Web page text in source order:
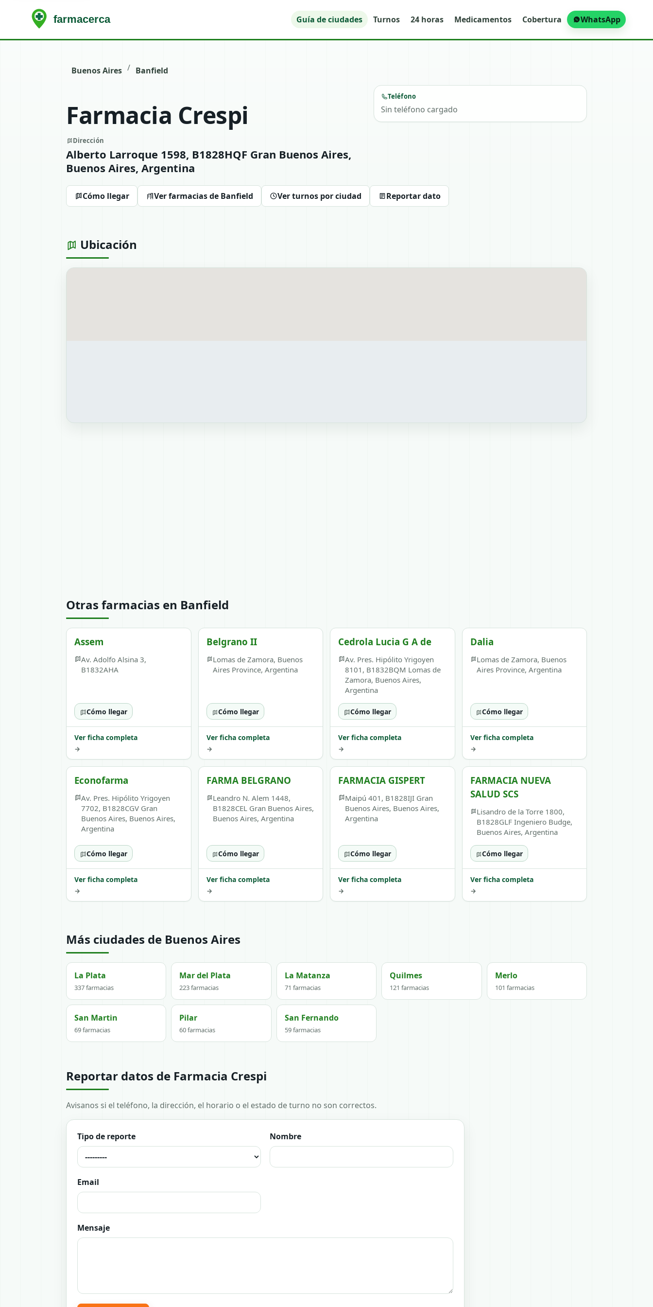
Guía de ciudades Turnos 24 horas Medicamentos Cobertura WhatsApp
Buenos Aires / Banfield
Farmacia Crespi
Dirección
Alberto Larroque 1598, B1828HQF Gran Buenos Aires,
Buenos Aires, Argentina
Teléfono
Sin teléfono cargado
Cómo llegar Ver farmacias de Banfield Ver turnos por ciudad Reportar dato
Ubicación
Otras farmacias en Banfield
Assem
Av. Adolfo Alsina 3,
B1832AHA
Cómo llegar
Ver ficha completa
→
Belgrano II
Lomas de Zamora, Buenos
Aires Province, Argentina
Cómo llegar
Ver ficha completa
→
Cedrola Lucia G A de
Av. Pres. Hipólito Yrigoyen
8101, B1832BQM Lomas de
Zamora, Buenos Aires,
Argentina
Cómo llegar
Ver ficha completa
→
Dalia
Lomas de Zamora, Buenos
Aires Province, Argentina
Cómo llegar
Ver ficha completa
→
Econofarma
Av. Pres. Hipólito Yrigoyen
7702, B1828CGV Gran
Buenos Aires, Buenos Aires,
Argentina
Cómo llegar
Ver ficha completa
→
FARMA BELGRANO
Leandro N. Alem 1448,
B1828CEL Gran Buenos Aires,
Buenos Aires, Argentina
Cómo llegar
Ver ficha completa
→
FARMACIA GISPERT
Maipú 401, B1828IJI Gran
Buenos Aires, Buenos Aires,
Argentina
Cómo llegar
Ver ficha completa
→
FARMACIA NUEVA
SALUD SCS
Lisandro de la Torre 1800,
B1828GLF Ingeniero Budge,
Buenos Aires, Argentina
Cómo llegar
Ver ficha completa
→
Más ciudades de Buenos Aires
La Plata
337 farmacias
Mar del Plata
223 farmacias
La Matanza
71 farmacias
Quilmes
121 farmacias
Merlo
101 farmacias
San Martin
69 farmacias
Pilar
60 farmacias
San Fernando
59 farmacias
Reportar datos de Farmacia Crespi
Avisanos si el teléfono, la dirección, el horario o el estado de turno no son correctos.
Tipo de reporte Nombre
Email
Mensaje